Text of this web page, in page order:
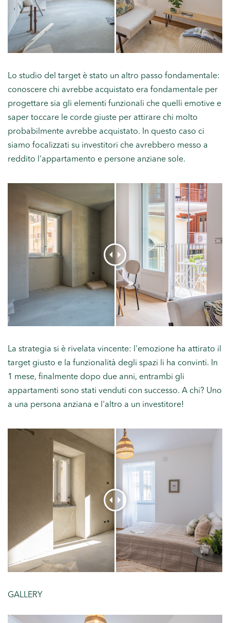
Lo studio del target è stato un altro passo fondamentale:
conoscere chi avrebbe acquistato era fondamentale per
progettare sia gli elementi funzionali che quelli emotive e
saper toccare le corde giuste per attirare chi molto
probabilmente avrebbe acquistato. In questo caso ci
siamo focalizzati su investitori che avrebbero messo a
reddito l'appartamento e persone anziane sole.
La strategia si è rivelata vincente: l'emozione ha attirato il
target giusto e la funzionalità degli spazi li ha convinti. In
1 mese, finalmente dopo due anni, entrambi gli
appartamenti sono stati venduti con successo. A chi? Uno
a una persona anziana e l'altro a un investitore!
GALLERY